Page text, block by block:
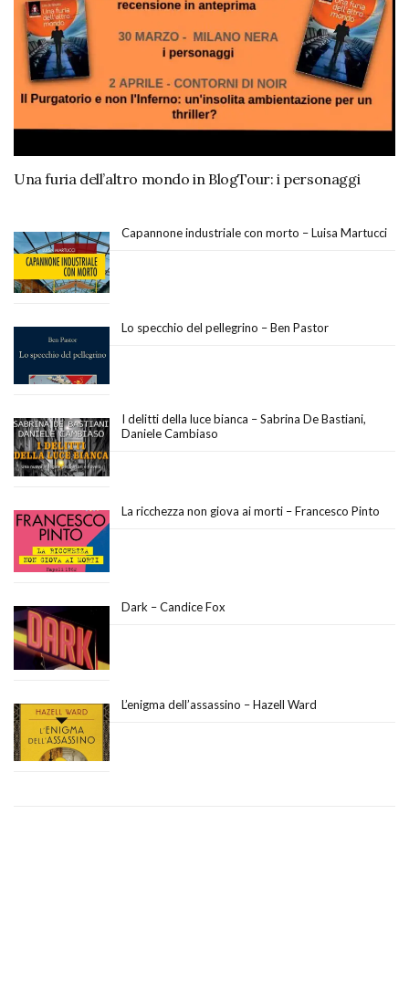
Una furia dell’altro mondo in BlogTour: i personaggi
Capannone industriale con morto – Luisa Martucci
Lo specchio del pellegrino – Ben Pastor
I delitti della luce bianca – Sabrina De Bastiani,
Daniele Cambiaso
La ricchezza non giova ai morti – Francesco Pinto
Dark – Candice Fox
L’enigma dell’assassino – Hazell Ward